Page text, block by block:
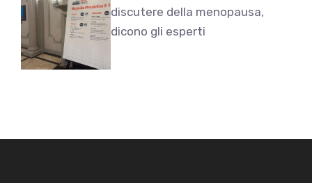
discutere della menopausa,
dicono gli esperti